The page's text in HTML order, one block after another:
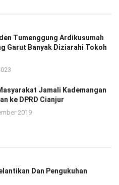
Tumenggung Ardikusumah
Garut Banyak Diziarahi Tokoh
Jamali Kademangan
ke DPRD Cianjur
2019
Dan Pengukuhan